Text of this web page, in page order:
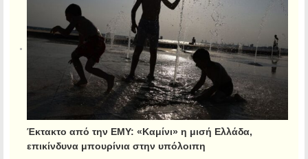
Έκτακτο από την ΕΜΥ: «Καμίνι» η μισή Ελλάδα,
επικίνδυνα μπουρίνια στην υπόλοιπη